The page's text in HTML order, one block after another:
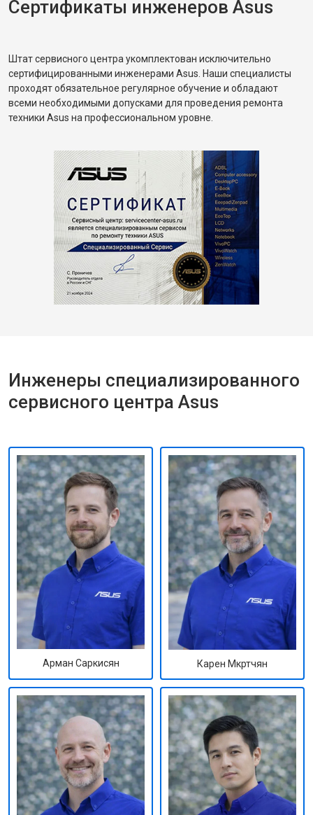
Сертификаты инженеров Asus
Штат сервисного центра укомплектован исключительно
сертифицированными инженерами Asus. Наши специалисты
проходят обязательное регулярное обучение и обладают
всеми необходимыми допусками для проведения ремонта
техники Asus на профессиональном уровне.
Инженеры специализированного
сервисного центра Asus
Арман Саркисян Карен Мкртчян